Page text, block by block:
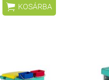
 KOSÁRBA